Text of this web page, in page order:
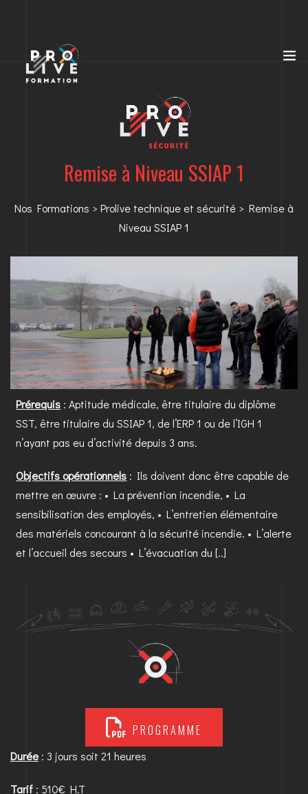
Remise à Niveau SSIAP 1
Nos Formations >Prolive technique et sécurité > Remise à
Niveau SSIAP 1
Prérequis : Aptitude médicale, être titulaire du diplôme
SST, être titulaire du SSIAP 1, de l’ERP 1 ou de l’IGH 1
n’ayant pas eu d’activité depuis 3 ans.
Objectifs opérationnels : Ils doivent donc être capable de
mettre en œuvre : • La prévention incendie, • La
sensibilisation des employés, • L’entretien élémentaire
des matériels concourant à la sécurité incendie. • L’alerte
et l’accueil des secours • L’évacuation du [..]
PROGRAMME
Durée : 3 jours soit 21 heures
Tarif : 510€ H.T